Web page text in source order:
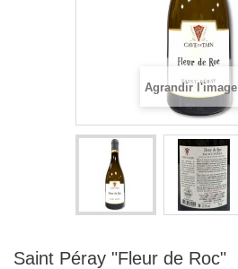
Agrandir l'image
Saint Péray "Fleur de Roc"